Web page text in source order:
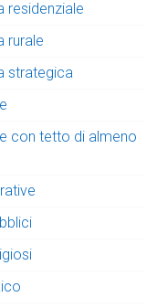
residenziale
rurale
strategica
con tetto di almeno